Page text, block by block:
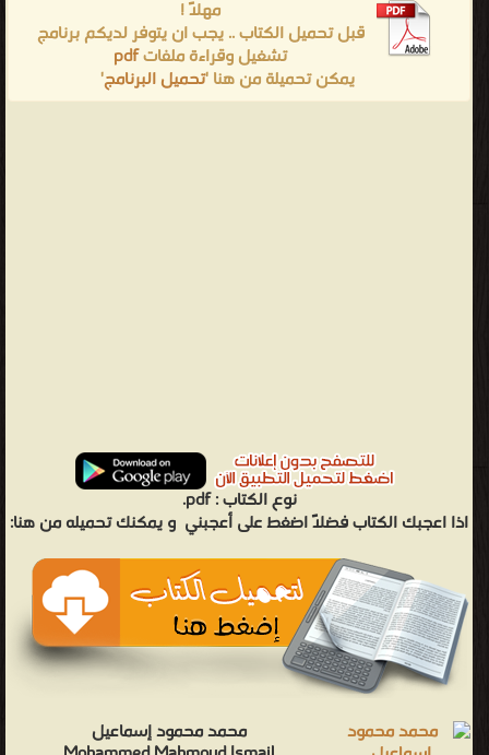
مهلاً !
قبل تحميل الكتاب .. يجب ان يتوفر لديكم برنامج
تشغيل وقراءة ملفاتpdf
يمكن تحميلة من هنا 'تحميل البرنامج'
نوع الكتاب :pdf.
اذا اعجبك الكتاب فضلاً اضغط على أعجبني و يمكنك تحميله من هنا:
محمد محمود إسماعيل